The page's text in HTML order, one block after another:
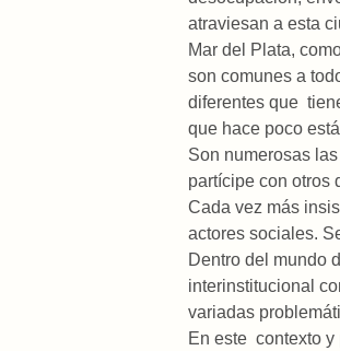
atraviesan a esta
Mar del Plata,
son comunes a
diferentes que
que hace poco
Son numerosas
partícipe con otros
Cada vez más
actores sociales.
Dentro del mundo
interinstitucional
variadas
En este contexto y